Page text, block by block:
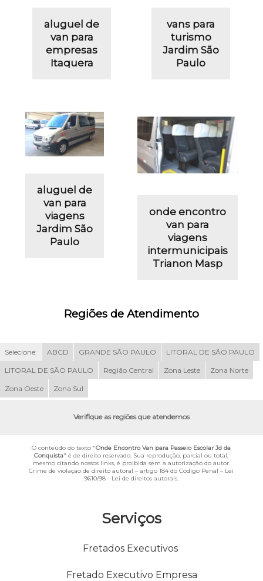
Serviços
Fretados Executivos
Fretado Executivo Empresa
aluguel de
van para
empresas
Itaquera
vans para
turismo
Jardim São
Paulo
aluguel de
van para
viagens
Jardim São
Paulo
onde encontro
van para
viagens
intermunicipais
Trianon Masp
Regiões de Atendimento
Selecione: ABCD GRANDE SÃO PAULO LITORAL DE SÃO PAULO
LITORAL DE SÃO PAULO Região Central Zona Leste Zona Norte
Zona Oeste Zona Sul
Verifique as regiões que atendemos
O conteúdo do texto "Onde Encontro Van para Passeio Escolar Jd da
Conquista" é de direito reservado. Sua reprodução, parcial ou total,
mesmo citando nossos links, é proibida sem a autorização do autor.
Crime de violação de direito autoral – artigo 184 do Código Penal – Lei
9610/98 - Lei de direitos autorais.